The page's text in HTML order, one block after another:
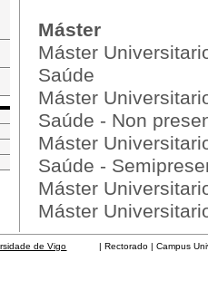
Máster
Máster
Saúde
Máster
Saúde - Non
Máster
Saúde -
Máster
Máster
de Vigo | Rectorado | Campus